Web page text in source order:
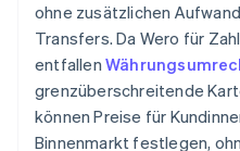
ohne zusätzlichen
Transfers. Da Wero für
entfallen
grenzüberschreitende
können Preise für
Binnenmarkt festlegen,